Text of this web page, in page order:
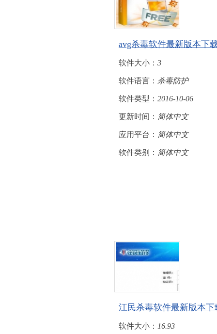
avg杀毒软件最新版本下
软件大小： 3
软件语言： 杀毒防护
软件类型： 2016-10-06
更新时间： 简体中文
应用平台： 简体中文
软件类别： 简体中文
江民杀毒软件最新版本
软件大小： 16.93